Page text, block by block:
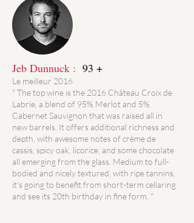
Jeb Dunnuck : 93 +
Le meilleur 2016
" The top wine is the 2016 Château Croix de
Labrie, a blend of 95% Merlot and 5%
Cabernet Sauvignon that was raised all in
new barrels. It offers additional richness and
depth, with awesome notes of crème de
cassis, spicy oak, licorice, and some chocolate
all emerging from the glass. Medium to full-
bodied and nicely textured, with ripe tannins,
it’s going to benefit from short-term cellaring
and see its 20th birthday in fine form. "